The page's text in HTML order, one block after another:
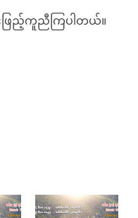
ဖြည့်ကူညီကြပါတယ်။